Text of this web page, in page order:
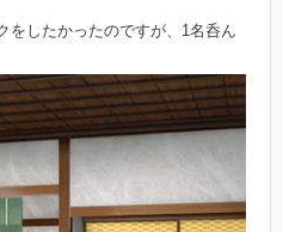
をしたかったのですが、1名呑ん